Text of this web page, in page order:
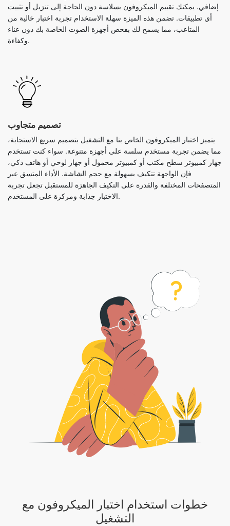
إضافي. يمكنك تقييم الميكروفون بسلاسة دون الحاجة إلى تنزيل أو تثبيت
أي تطبيقات. تضمن هذه الميزة سهلة الاستخدام تجربة اختبار خالية من
المتاعب، مما يسمح لك بفحص أجهزة الصوت الخاصة بك دون عناء
وكفاءة.
تصميم متجاوب
يتميز اختبار الميكروفون الخاص بنا مع التشغيل بتصميم سريع الاستجابة،
مما يضمن تجربة مستخدم سلسة على أجهزة متنوعة. سواء كنت تستخدم
جهاز كمبيوتر سطح مكتب أو كمبيوتر محمول أو جهاز لوحي أو هاتف ذكي،
فإن الواجهة تتكيف بسهولة مع حجم الشاشة. الأداء المتسق عبر
المتصفحات المختلفة والقدرة على التكيف الجاهزة للمستقبل تجعل تجربة
الاختبار جذابة ومركزة على المستخدم.
خطوات استخدام اختبار الميكروفون مع
التشغيل